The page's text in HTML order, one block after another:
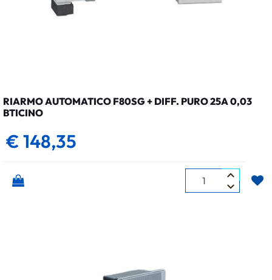
RIARMO AUTOMATICO F80SG + DIFF. PURO 25A 0,03
BTICINO
€ 148,35
Quantità